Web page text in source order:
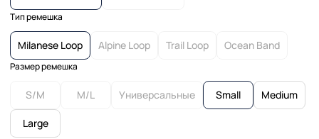
Тип ремешка
Milanese Loop Alpine Loop Trail Loop Ocean Band
Размер ремешка
S/M M/L Универсальные Small Medium
Large